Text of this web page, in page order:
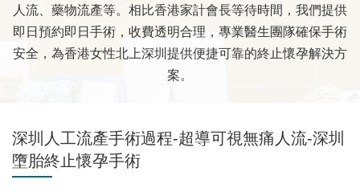
人流、藥物流產等。相比香港家計會長等待時間，我們提供
即日預約即日手術，收費透明合理，專業醫生團隊確保手術
安全，為香港女性北上深圳提供便捷可靠的終止懷孕解決方
案。
深圳人工流產手術過程-超導可視無痛人流-深圳
墮胎終止懷孕手術